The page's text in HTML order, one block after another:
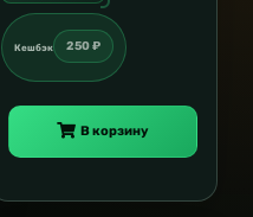
Кешбэк 250 ₽
В корзину